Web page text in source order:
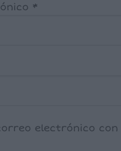
*
electrónico